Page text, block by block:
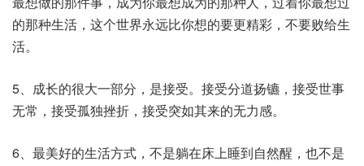
的那种生活，这个世界永远比你想的要更精彩，不要败给生
活。
5、成长的很大一部分，是接受。接受分道扬镳，接受世事
无常，接受孤独挫折，接受突如其来的无力感。
6、最美好的生活方式，不是躺在床上睡到自然醒，也不是